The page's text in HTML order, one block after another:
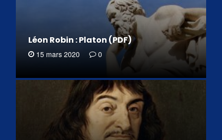
Léon Robin : Platon (PDF)
15 mars 2020 0